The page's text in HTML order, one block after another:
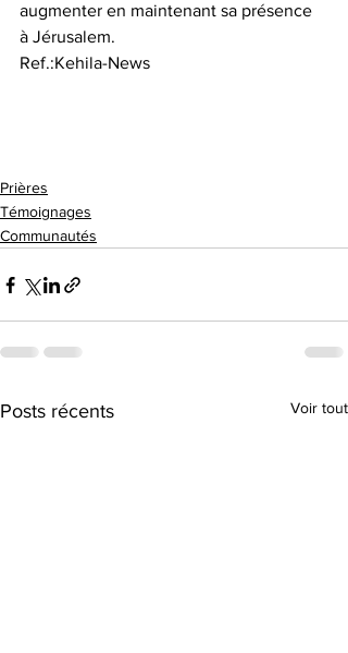
augmenter en maintenant sa présence
à Jérusalem.
Ref.:Kehila-News
Prières
Témoignages
Communautés
Posts récents Voir tout